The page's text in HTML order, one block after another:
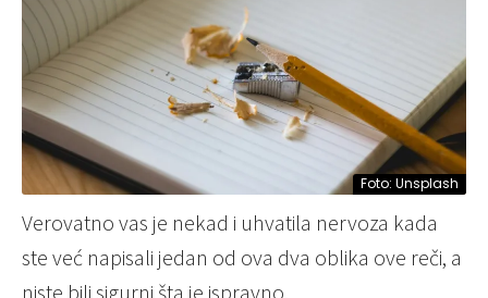
Foto: Unsplash
Verovatno vas je nekad i uhvatila nervoza kada
ste već napisali jedan od ova dva oblika ove reči, a
niste bili sigurni šta je ispravno.